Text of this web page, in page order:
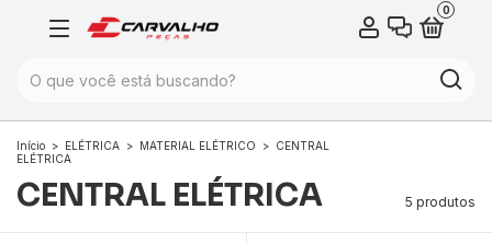
0
Início > ELÉTRICA > MATERIAL ELÉTRICO > CENTRAL
ELÉTRICA
CENTRAL ELÉTRICA 5 produtos